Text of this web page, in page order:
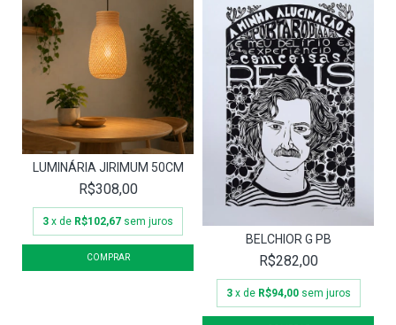
LUMINÁRIA JIRIMUM 50CM
R$308,00
3 x de R$102,67 sem juros
BELCHIOR G PB
R$282,00
3 x de R$94,00 sem juros